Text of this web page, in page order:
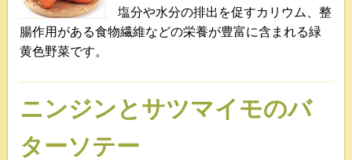
塩分や水分の排出を促すカリウム、整
腸作用がある食物繊維などの栄養が豊富に含まれる緑
黄色野菜です。
ニンジンとサツマイモのバ
ターソテー